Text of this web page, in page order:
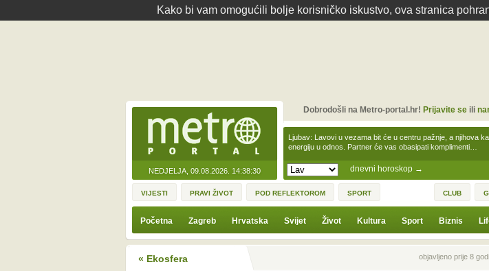
Kako bi vam omogućili bolje korisničko iskustvo, ova stranica
NEDJELJA, 09.08.2026. 14:38:30 dnevni horoskop →
Ljubav: Lavovi u vezama bit će u centru pažnje, a njihova
energiju u odnos. Partner će vas obasipati komplimenti…
Dobrodošli na Metro-portal.hr! Prijavite seili
VIJESTI PRAVI ŽIVOT POD REFLEKTOROM SPORT CLUB
Početna Zagreb Hrvatska Svijet Život Kultura Sport Biznis
« Ekosfera Prethodna vijestobjavljeno prije 8